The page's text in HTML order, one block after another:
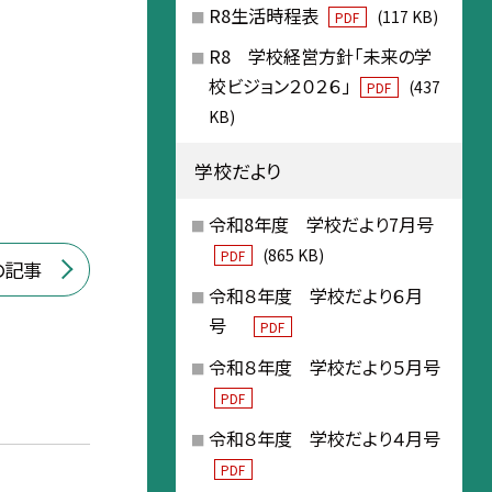
事
R8生活時程表 PDF (117 KB)
R8 学校経営方針「未来の学
校ビジョン２０２６」
PDF
(437
KB)
学校だより
令和8年度 学校だより7月号
PDF (865 KB)
令和８年度 学校だより６月
号
PDF
令和８年度 学校だより５月号
PDF
令和８年度 学校だより４月号
PDF